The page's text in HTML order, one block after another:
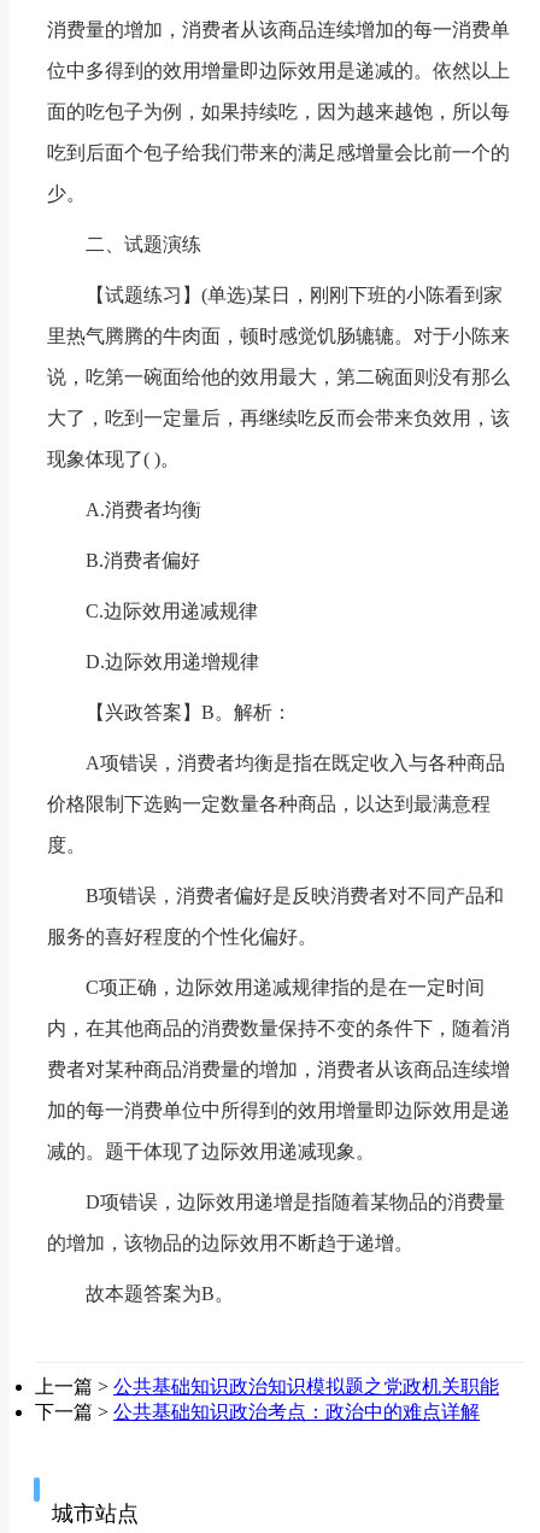
消费量的增加，消费者从该商品连续增加的每一消费单
位中多得到的效用增量即边际效用是递减的。依然以上
面的吃包子为例，如果持续吃，因为越来越饱，所以每
吃到后面个包子给我们带来的满足感增量会比前一个的
少。
二、试题演练
【试题练习】(单选)某日，刚刚下班的小陈看到家
里热气腾腾的牛肉面，顿时感觉饥肠辘辘。对于小陈来
说，吃第一碗面给他的效用最大，第二碗面则没有那么
大了，吃到一定量后，再继续吃反而会带来负效用，该
现象体现了( )。
A.消费者均衡
B.消费者偏好
C.边际效用递减规律
D.边际效用递增规律
【兴政答案】B。解析：
A项错误，消费者均衡是指在既定收入与各种商品
价格限制下选购一定数量各种商品，以达到最满意程
度。
B项错误，消费者偏好是反映消费者对不同产品和
服务的喜好程度的个性化偏好。
C项正确，边际效用递减规律指的是在一定时间
内，在其他商品的消费数量保持不变的条件下，随着消
费者对某种商品消费量的增加，消费者从该商品连续增
加的每一消费单位中所得到的效用增量即边际效用是递
减的。题干体现了边际效用递减现象。
D项错误，边际效用递增是指随着某物品的消费量
的增加，该物品的边际效用不断趋于递增。
故本题答案为B。
上一篇 > 公共基础知识政治知识模拟题之党政机关职能
下一篇 > 公共基础知识政治考点：政治中的难点详解
城市站点